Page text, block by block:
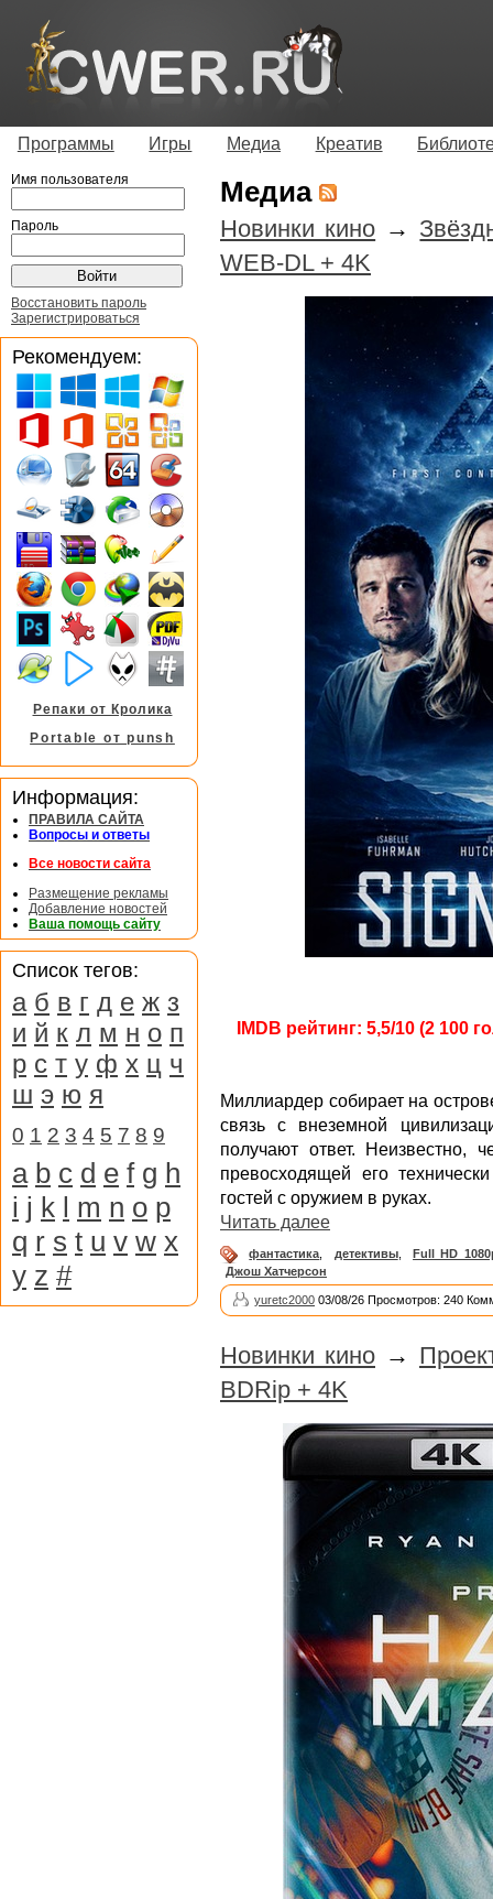
Программы Игры Медиа Креатив
Медиа
Новинки кино →
WEB-DL + 4K
IMDB рейтинг: 5,5/10 (2 100
Миллиардер собирает на
связь с внеземной
получают ответ. Неизвестно,
превосходящей его
гостей с оружием в руках.
Читать далее
фантастика детективы,
Full HD
Джош Хатчерсон
yuretc2000 03/08/26 Просмотров: 240
Новинки кино →
BDRip + 4K
Имя пользователя
Пароль
Восстановить пароль
Зарегистрироваться
Рекомендуем:
Репаки от Кролика
Portable от punsh
Информация:
ПРАВИЛА САЙТА
Вопросы и ответы
Все новости сайта
Размещение рекламы
Добавление новостей
Ваша помощь сайту
Список тегов:
а б в г д е ж з
и й к л м н о п
р с т у ф х ц ч
ш э ю я
0 1 2 3 4 5 7 8 9
a b c d e f g h
i j k l m n o p
q r s t u v w x
y z #